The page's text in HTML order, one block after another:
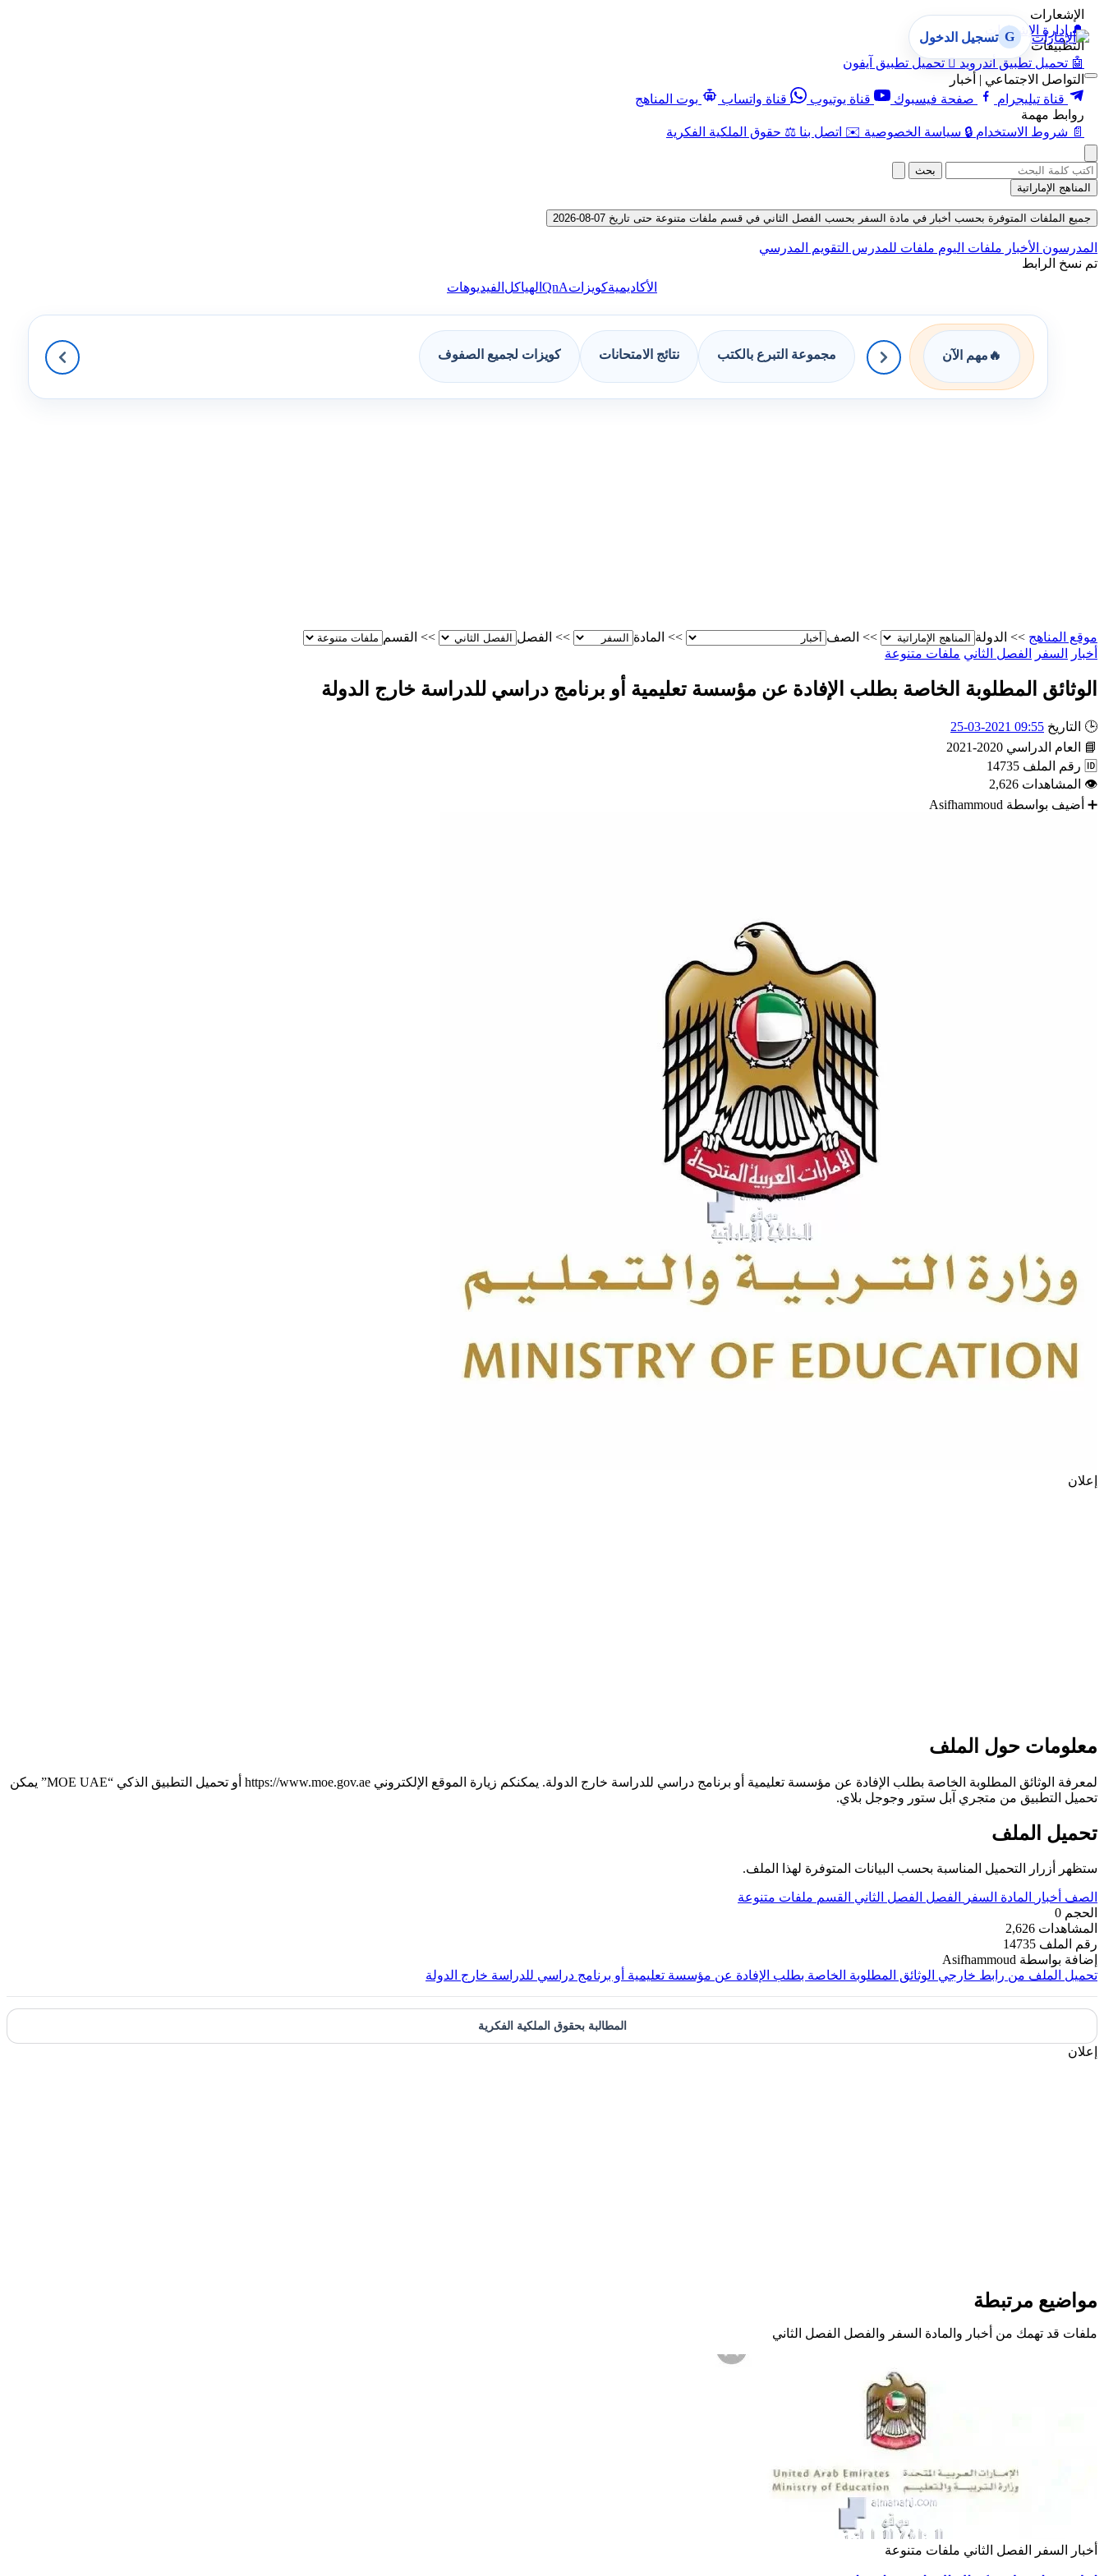
الإشعارات
🔔 إدارة الإشعارات
التطبيقات
🤖 تحميل تطبيق أندرويد  تحميل تطبيق آيفون
التواصل الاجتماعي | أخبار
قناة تيليجرام
صفحة فيسبوك قناة يوتيوب قناة واتساب
بوت المناهج
روابط مهمة
📄 شروط الاستخدام 🔒 سياسة الخصوصية ✉️ اتصل بنا ⚖️ حقوق الملكية الفكرية
G تسجيل الدخول
بحث
المناهج الإماراتية
جميع الملفات المتوفرة بحسب أخبار في مادة السفر بحسب الفصل الثاني في قسم ملفات متنوعة حتى تاريخ 07-08-2026
المدرسون الأخبار ملفات اليوم ملفات للمدرس التقويم المدرسي
تم نسخ الرابط
الأكاديميةكويزاتQnA الهياكل الفيديوهات
🔥 مهم الآن مجموعة التبرع بالكتب نتائج الامتحانات كويزات لجميع الصفوف
موقع المناهج >> الدولة >> الصف >> المادة >> الفصل >> القسم
أخبار
السفر الفصل الثاني ملفات متنوعة
الوثائق المطلوبة الخاصة بطلب الإفادة عن مؤسسة تعليمية أو برنامج دراسي للدراسة خارج الدولة
🕒 التاريخ 09:55 2021-03-25
📘
العام الدراسي 2020-2021
🆔 رقم الملف 14735
👁 المشاهدات 2,626
➕ أضيف بواسطة Asifhammoud
إعلان
معلومات حول الملف
لمعرفة الوثائق المطلوبة الخاصة بطلب الإفادة عن مؤسسة تعليمية أو برنامج دراسي للدراسة خارج الدولة. يمكنكم زيارة الموقع الإلكتروني https://www.moe.gov.ae أو تحميل التطبيق الذكي “MOE UAE” يمكن
تحميل التطبيق من متجري آبل ستور وجوجل بلاي.
تحميل الملف
ستظهر أزرار التحميل المناسبة بحسب البيانات المتوفرة لهذا الملف.
الصف أخبار المادة السفر الفصل الفصل الثاني القسم ملفات متنوعة
الحجم 0
المشاهدات 2,626
رقم الملف 14735
إضافة بواسطة Asifhammoud
تحميل الملف من رابط خارجي الوثائق المطلوبة الخاصة بطلب الإفادة عن مؤسسة تعليمية أو برنامج دراسي للدراسة خارج الدولة
المطالبة بحقوق الملكية الفكرية
إعلان
مواضيع مرتبطة
ملفات قد تهمك من أخبار والمادة السفر والفصل الفصل الثاني
أخبار السفر الفصل الثاني ملفات متنوعة